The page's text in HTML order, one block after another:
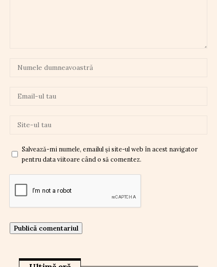
Salvează-mi numele, emailul și site-ul web în acest navigator
pentru data viitoare când o să comentez.